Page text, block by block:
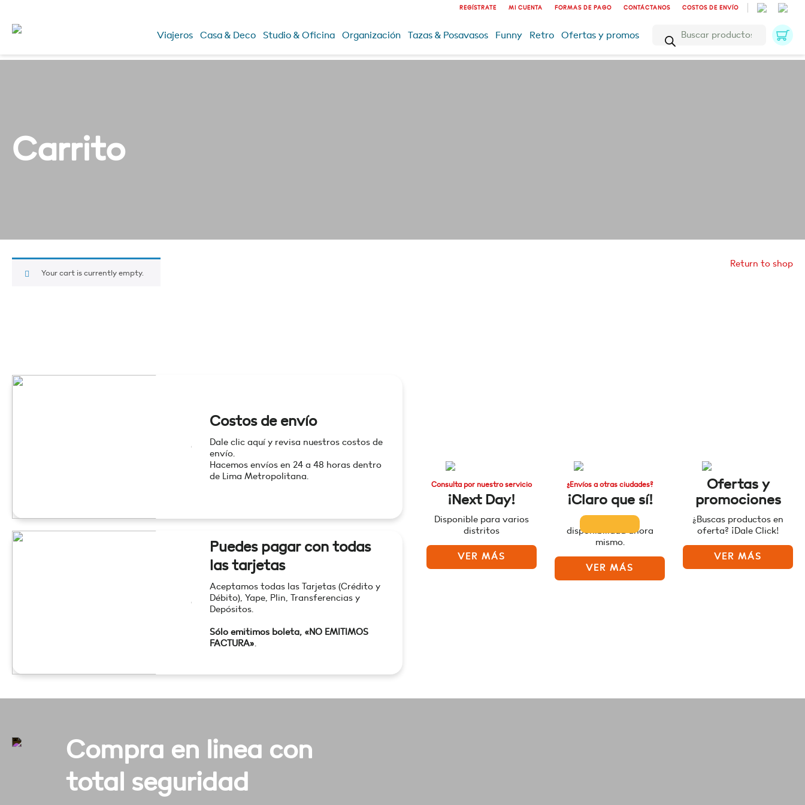
REGÍSTRATE MI CUENTA FORMAS DE PAGO CONTÁCTANOS COSTOS DE ENVÍO
Viajeros Casa & Deco Studio & Oficina Organización Tazas & Posavasos Funny Retro Ofertas y promos
Búsqueda
productos
Carrito
Your cart is currently empty.
Return to shop
Costos de envío
Dale clic aquí y revisa nuestros costos de
envío.
Hacemos envíos en 24 a 48 horas dentro
de Lima Metropolitana.
Puedes pagar con todas
las tarjetas
Aceptamos todas las Tarjetas (Crédito y
Débito), Yape, Plin, Transferencias y
Depósitos.
Sólo emitimos boleta, «NO EMITIMOS
FACTURA».
Consulta por nuestro servicio
¡Next Day!
Disponible para varios
distritos
VER MÁS
¿Envíos a otras ciudades?
¡Claro que sí!
disponibilidad ahora
mismo.
VER MÁS
Ofertas y
promociones
¿Buscas productos en
oferta? ¡Dale Click!
VER MÁS
Compra en linea con
total seguridad